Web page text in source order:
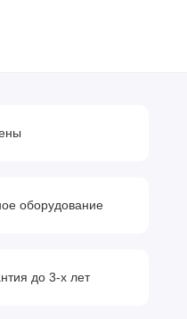
оборудование
до 3-х лет